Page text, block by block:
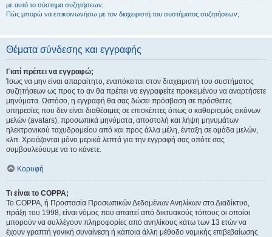
με αυτό το σύστημα συζητήσεων;
Πώς μπορώ να επικοινωνήσω με τον διαχειριστή του συστήματος συζητήσεων;
Θέματα σύνδεσης και εγγραφής
Γιατί πρέπει να εγγραφώ;
Ίσως να μην είναι απαραίτητο, εναπόκειται στον διαχειριστή του συστήματος
συζητήσεων ως προς το αν θα πρέπει να εγγραφείτε προκειμένου να αναρτήσετε
μηνύματα. Ωστόσο, η εγγραφή θα σας δώσει πρόσβαση σε πρόσθετες
υπηρεσίες που δεν είναι διαθέσιμες σε επισκέπτες όπως ο καθορισμός εικόνων
μελών (avatars), προσωπικά μηνύματα, αποστολή και λήψη μηνυμάτων
ηλεκτρονικού ταχυδρομείου από και προς άλλα μέλη, ένταξη σε ομάδα μελών,
κλπ. Χρειάζονται μόνο μερικά λεπτά για την εγγραφή σας οπότε σας
συμβουλεύουμε να το κάνετε.
Κορυφή
Τι είναι το COPPA;
Το COPPA, ή Προστασία Προσωπικών Δεδομένων Ανηλίκων στο Διαδίκτυο,
πράξη του 1998, είναι νόμος που απαιτεί από δικτυακούς τόπους οι οποίοι
μπορούν να συλλέγουν πληροφορίες από ανηλίκους κάτω των 13 ετών να
έχουν γραπτή γονική συναίνεση ή κάποια άλλη μέθοδο νομικής επιβεβαίωσης